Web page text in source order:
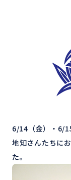
6/14（金）・6/
地知さんたちに
た。